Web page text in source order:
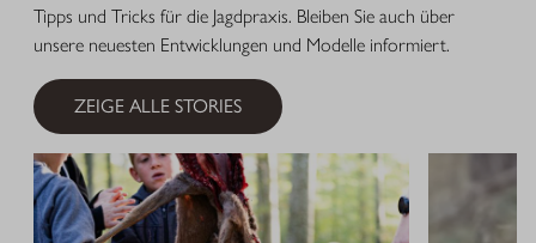
Tipps und Tricks für die Jagdpraxis. Bleiben Sie auch über
unsere neuesten Entwicklungen und Modelle informiert.
ZEIGE ALLE STORIES